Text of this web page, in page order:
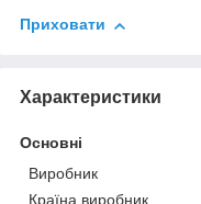
Приховати
Характеристики
Основні
Виробник
Країна виробник